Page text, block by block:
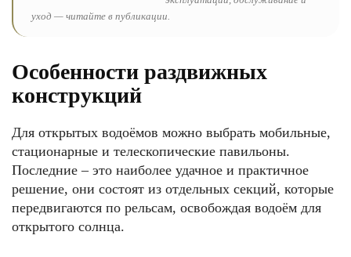
уход — читайте в публикации.
Особенности раздвижных
конструкций
Для открытых водоёмов можно выбрать мобильные,
стационарные и телескопические павильоны.
Последние – это наиболее удачное и практичное
решение, они состоят из отдельных секций, которые
передвигаются по рельсам, освобождая водоём для
открытого солнца.